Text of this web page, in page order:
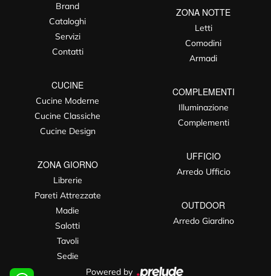
Brand
Cataloghi
Servizi
Contatti
CUCINE
Cucine Moderne
Cucine Classiche
Cucine Design
ZONA GIORNO
Librerie
Pareti Attrezzate
Madie
Salotti
Tavoli
Sedie
ZONA NOTTE
Letti
Comodini
Armadi
COMPLEMENTI
Illuminazione
Complementi
UFFICIO
Arredo Ufficio
OUTDOOR
Arredo Giardino
Powered by